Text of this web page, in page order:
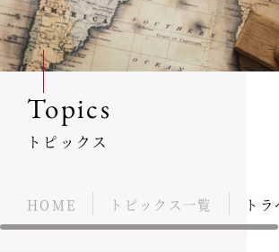
Topics
トピックス
HOME トピックス一覧 ト